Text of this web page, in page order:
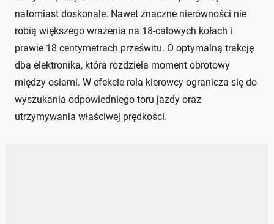
natomiast doskonale. Nawet znaczne nierówności nie
robią większego wrażenia na 18-calowych kołach i
prawie 18 centymetrach prześwitu. O optymalną trakcję
dba elektronika, która rozdziela moment obrotowy
między osiami. W efekcie rola kierowcy ogranicza się do
wyszukania odpowiedniego toru jazdy oraz
utrzymywania właściwej prędkości.